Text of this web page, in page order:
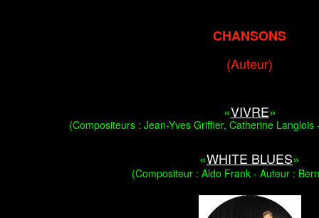
CHANSONS
(Auteur)
«VIVRE»
(Compositeurs : Jean-Yves Griffier, Catherine Langlois
«WHITE BLUES»
(Compositeur : Aldo Frank - Auteur :